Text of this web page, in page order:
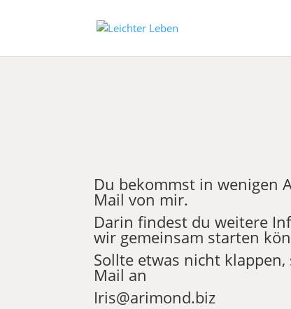
Du bekommst in wenigen
Mail von mir.
Darin findest du weitere
wir gemeinsam starten
Sollte etwas nicht
Mail an
Iris@arimond.biz